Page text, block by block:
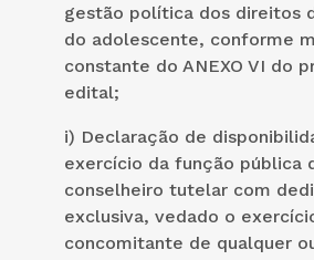
gestão política dos direitos
do adolescente, conforme
constante do ANEXO VI do
edital;
i) Declaração de
exercício da função pública
conselheiro tutelar com
exclusiva, vedado o
concomitante de qualquer